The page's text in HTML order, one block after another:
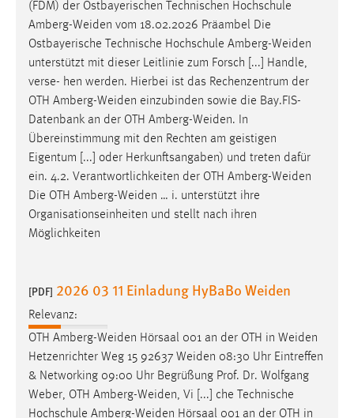
(FDM) der Ostbayerischen Technischen Hochschule
Amberg-Weiden vom 18.02.2026 Präambel Die
Ostbayerische Technische Hochschule Amberg-Weiden
unterstützt mit dieser Leitlinie zum Forsch [...] Handle,
verse- hen werden. Hierbei ist das Rechenzentrum der
OTH Amberg-Weiden einzubinden sowie die Bay.FIS-
Datenbank an der OTH Amberg-Weiden. In
Übereinstimmung mit den Rechten am geistigen
Eigentum [...] oder Herkunftsangaben) und treten dafür
ein. 4.2. Verantwortlichkeiten der OTH Amberg-Weiden
Die OTH Amberg-Weiden … i. unterstützt ihre
Organisationseinheiten und stellt nach ihren
Möglichkeiten
[PDF] 2026 03 11 Einladung HyBaBo Weiden
Relevanz:
OTH Amberg-Weiden Hörsaal 001 an der OTH in Weiden
Hetzenrichter Weg 15 92637 Weiden 08:30 Uhr Eintreffen
& Networking 09:00 Uhr Begrüßung Prof. Dr. Wolfgang
Weber, OTH Amberg-Weiden, Vi [...] che Technische
Hochschule Amberg-Weiden Hörsaal 001 an der OTH in
Anbieter:
Google Ireland Limited
Zweck:
Conversion-Tracking
Cookie Laufzeit:
3 Monate
Facebook Pixel
_fbp
Zweck:
Conversion-Tracking
Cookie Laufzeit:
3 Monate